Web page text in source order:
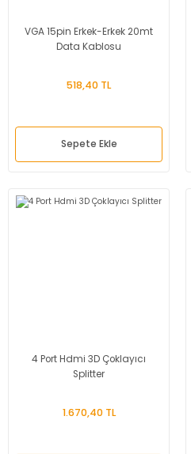
VGA 15pin Erkek-Erkek 20mt
Data Kablosu
518,40 TL
Sepete Ekle
4 Port Hdmi 3D Çoklayıcı
Splitter
1.670,40 TL